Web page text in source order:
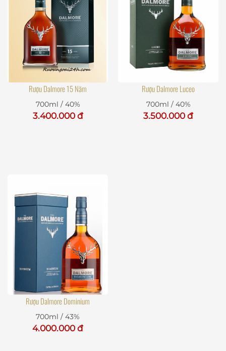
Rượu Dalmore 15 Năm
700ml / 40%
3.400.000 đ
Rượu Dalmore Luceo
700ml / 40%
3.500.000 đ
Rượu Dalmore Dominium
700ml / 43%
4.000.000 đ